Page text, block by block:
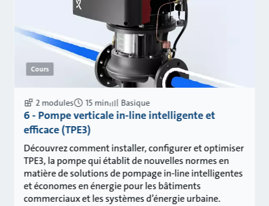
Cours
2 modules 15 min Basique
6 - Pompe verticale in-line intelligente et
efficace (TPE3)
Découvrez comment installer, configurer et optimiser
TPE3, la pompe qui établit de nouvelles normes en
matière de solutions de pompage in-line intelligentes
et économes en énergie pour les bâtiments
commerciaux et les systèmes d’énergie urbaine.